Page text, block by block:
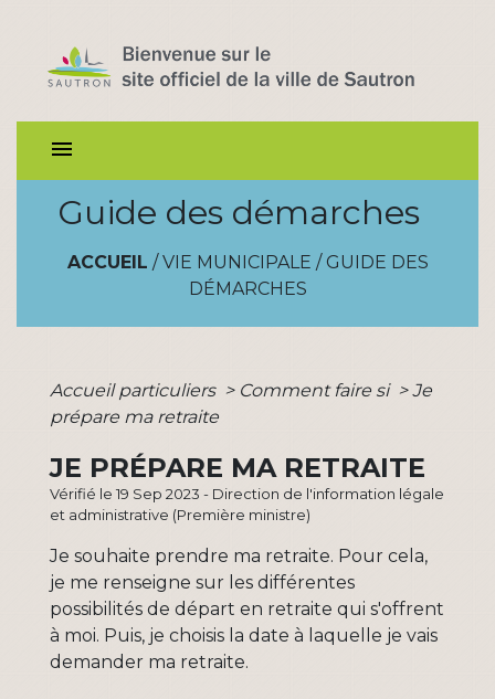
menu
Guide des démarches
ACCUEIL / VIE MUNICIPALE / GUIDE DES
DÉMARCHES
Accueil particuliers > Comment faire si > Je
prépare ma retraite
JE PRÉPARE MA RETRAITE
Vérifié le 19 Sep 2023 - Direction de l'information légale
et administrative (Première ministre)
Je souhaite prendre ma retraite. Pour cela,
je me renseigne sur les différentes
possibilités de départ en retraite qui s'offrent
à moi. Puis, je choisis la date à laquelle je vais
demander ma retraite.